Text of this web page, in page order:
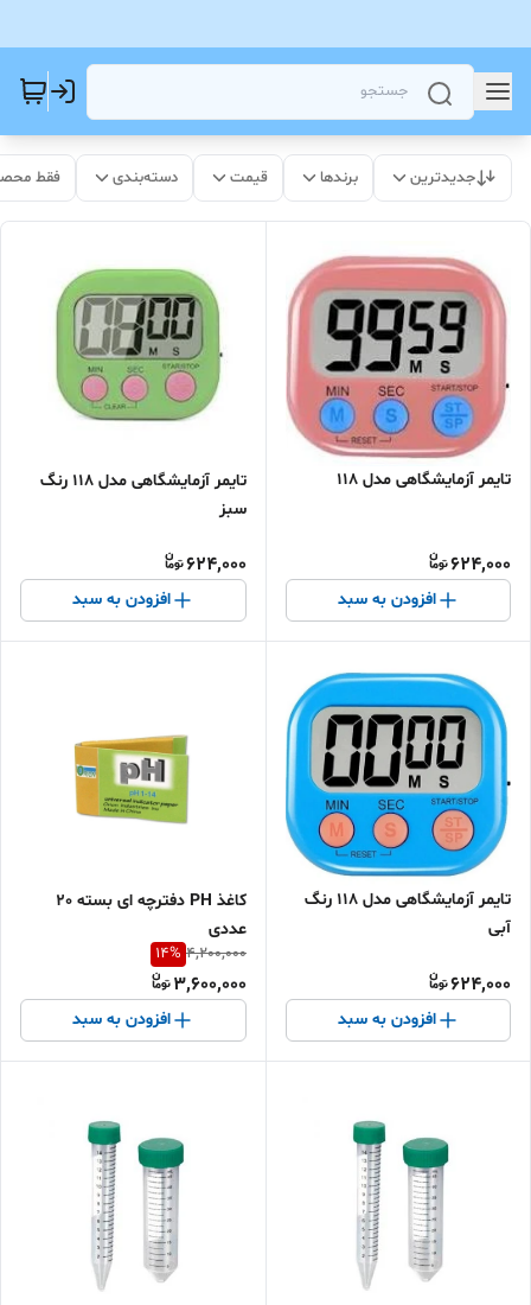
جدیدترین برندها قیمت دسته‌بندی فقط
تایمر آزمایشگاهی مدل 118
624,000
افزودن به سبد
تایمر آزمایشگاهی مدل 118 رنگ
سبز
624,000
افزودن به سبد
تایمر آزمایشگاهی مدل 118 رنگ
آبی
624,000
افزودن به سبد
کاغذ PH دفترچه ای بسته 20
عددی
4,200,000
14%
3,600,000
افزودن به سبد